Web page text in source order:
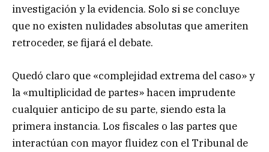
investigación y la evidencia. Solo si se concluye
que no existen nulidades absolutas que ameriten
retroceder, se fijará el debate.
Quedó claro que «complejidad extrema del caso» y
la «multiplicidad de partes» hacen imprudente
cualquier anticipo de su parte, siendo esta la
primera instancia. Los fiscales o las partes que
interactúan con mayor fluidez con el Tribunal de